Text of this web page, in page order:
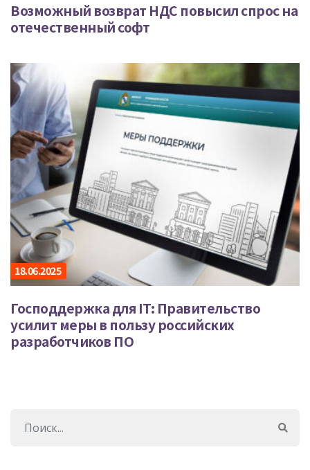
Возможный возврат НДС повысил спрос на
отечественный софт
18.06.2025
Господдержка для IT: Правительство
усилит меры в пользу российских
разработчиков ПО